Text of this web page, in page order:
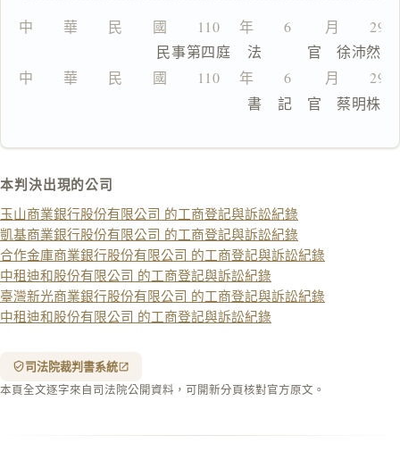
中　　華　　民　　國　　110 　年　　6 　　月　　29
              民事第四庭    法　　　官　徐沛然
中　　華　　民　　國　　110 　年　　6 　　月　　29
                            書　記　官　蔡明株
本判決出現的公司
玉山商業銀行股份有限公司 的工商登記與訴訟紀錄
凱基商業銀行股份有限公司 的工商登記與訴訟紀錄
合作金庫商業銀行股份有限公司 的工商登記與訴訟紀錄
中租迪和股份有限公司 的工商登記與訴訟紀錄
臺灣新光商業銀行股份有限公司 的工商登記與訴訟紀錄
中租迪和股份有限公司 的工商登記與訴訟紀錄
司法院裁判書系統
本頁全文逐字來自司法院公開資料，可開新分頁核對官方原文。
鍵
複